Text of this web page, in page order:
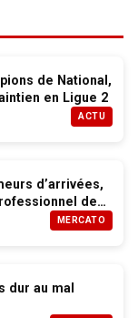
de National,
en Ligue 2
ACTU
d’arrivées,
de
MERCATO
dur au mal